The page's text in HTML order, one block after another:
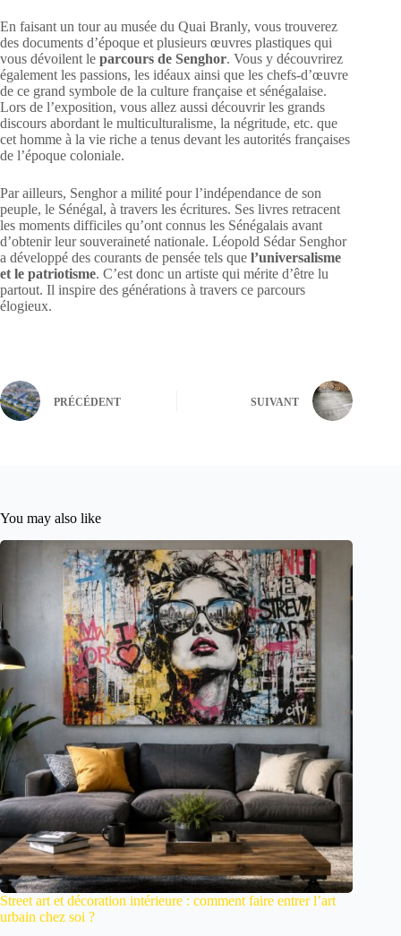
En faisant un tour au musée du Quai Branly, vous trouverez
des documents d’époque et plusieurs œuvres plastiques qui
vous dévoilent le parcours de Senghor. Vous y découvrirez
également les passions, les idéaux ainsi que les chefs-d’œuvre
de ce grand symbole de la culture française et sénégalaise.
Lors de l’exposition, vous allez aussi découvrir les grands
discours abordant le multiculturalisme, la négritude, etc. que
cet homme à la vie riche a tenus devant les autorités françaises
de l’époque coloniale.
Par ailleurs, Senghor a milité pour l’indépendance de son
peuple, le Sénégal, à travers les écritures. Ses livres retracent
les moments difficiles qu’ont connus les Sénégalais avant
d’obtenir leur souveraineté nationale. Léopold Sédar Senghor
a développé des courants de pensée tels que l’universalisme
et le patriotisme. C’est donc un artiste qui mérite d’être lu
partout. Il inspire des générations à travers ce parcours
élogieux.
PRÉCÉDENT SUIVANT
You may also like
Street art et décoration intérieure : comment faire entrer l’art
urbain chez soi ?